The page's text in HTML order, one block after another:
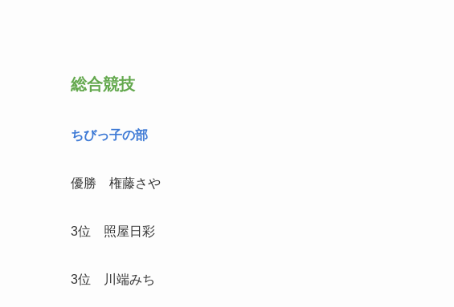
総合競技
ちびっ子の部
優勝 権藤さや
3位 照屋日彩
3位 川端みち